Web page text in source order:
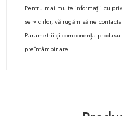
Pentru mai multe informații cu
serviciilor, vă rugăm să ne
Parametrii și componența
preîntâmpinare.